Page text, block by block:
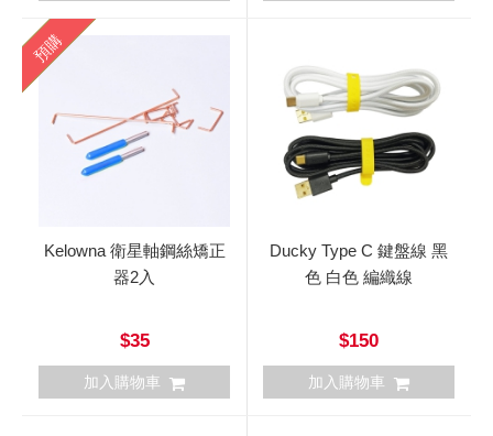
預購
Kelowna 衛星軸鋼絲矯正
器2入
$35
加入購物車
Ducky Type C 鍵盤線 黑
色 白色 編織線
$150
加入購物車